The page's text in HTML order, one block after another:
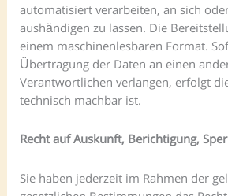
automatisiert verarbeiten, an sich
aushändigen zu lassen. Die
einem maschinenlesbaren Format.
Übertragung der Daten an einen
Verantwortlichen verlangen, erfolgt
technisch machbar ist.
Recht auf Auskunft, Berichtigung,
Sie haben jederzeit im Rahmen der